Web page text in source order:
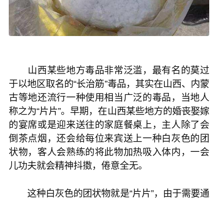
山西某些地方毒品非常泛滥，最有名的莫过
于以地区取名的“长治筋”毒品，其实在山西、内蒙
古等地还流行一种使用相当广泛的毒品，当地人
称之为“片片”。早期，在山西某些地方的婚丧娶嫁
的宴席或是迎来送往的家庭餐桌上，主人除了会
倒茶点烟，还会给每位来宾送上一种白灰色的团
状物，客人会熟练的将此物加热吸入体内，一会
儿功夫就会精神抖擞，倦意全无。
这种白灰色的团状物就是“片片”，由于需要通